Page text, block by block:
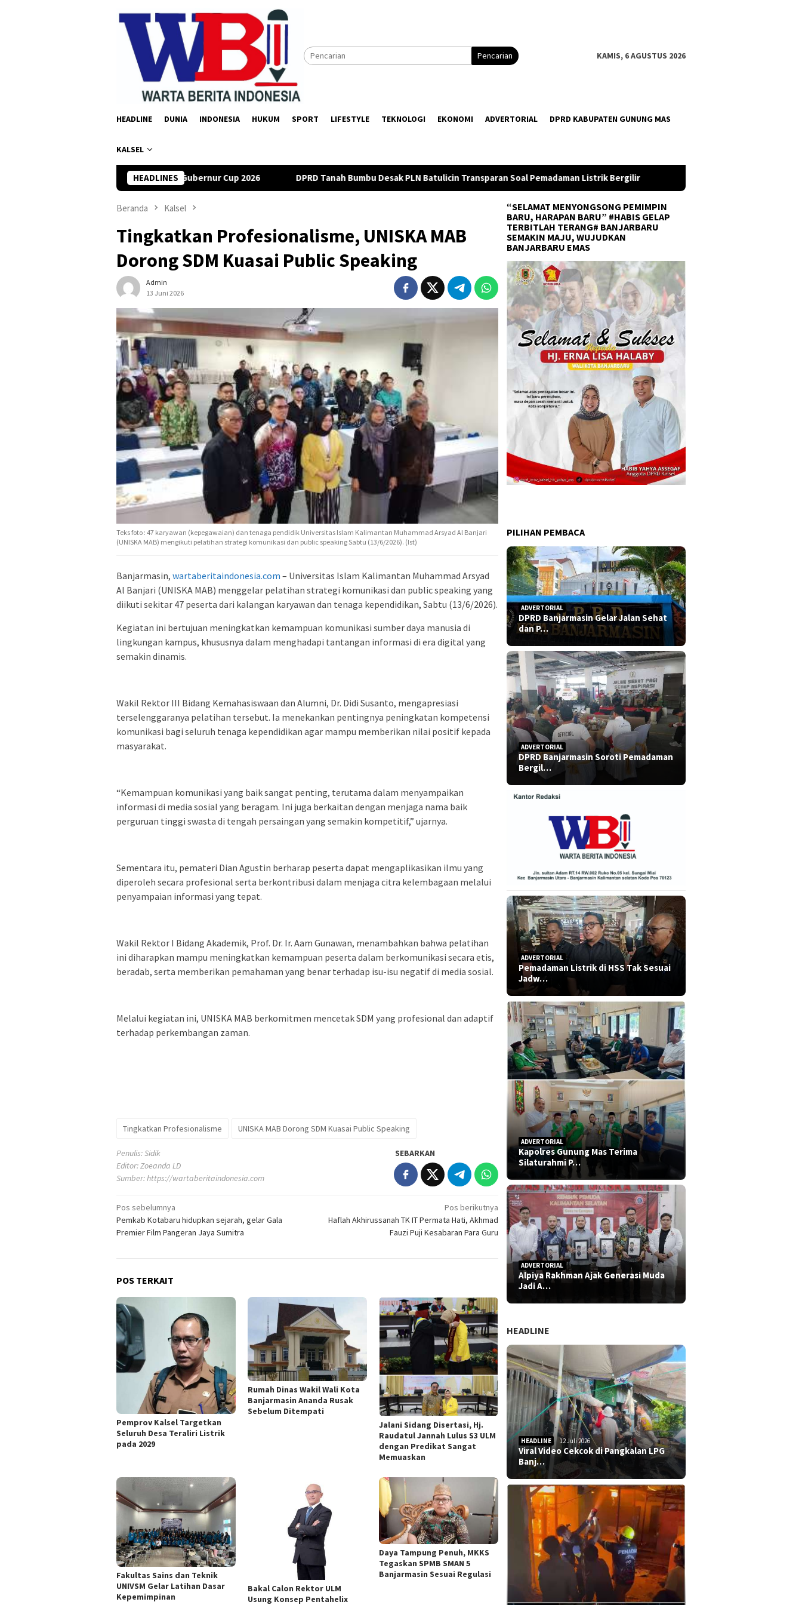
Pencarian KAMIS, 6 AGUSTUS 2026
HEADLINE DUNIA INDONESIA HUKUM SPORT LIFESTYLE TEKNOLOGI EKONOMI ADVERTORIAL DPRD KABUPATEN GUNUNG MAS
KALSEL
HEADLINES
Juara III di Gubernur Cup 2026 DPRD Tanah Bumbu Desak PLN Batulicin Transparan Soal Pemadaman Listrik Bergilir Sinergi Forkopimda, Pimpinan DPRD Balangan Sambut
Beranda Kalsel
Tingkatkan Profesionalisme, UNISKA MAB
Dorong SDM Kuasai Public Speaking
Admin
13 Juni 2026
Teks foto : 47 karyawan (kepegawaian) dan tenaga pendidik Universitas Islam Kalimantan Muhammad Arsyad Al Banjari
(UNISKA MAB) mengikuti pelatihan strategi komunikasi dan public speaking Sabtu (13/6/2026). (Ist)
Banjarmasin, wartaberitaindonesia.com – Universitas Islam Kalimantan Muhammad Arsyad
Al Banjari (UNISKA MAB) menggelar pelatihan strategi komunikasi dan public speaking yang
diikuti sekitar 47 peserta dari kalangan karyawan dan tenaga kependidikan, Sabtu (13/6/2026).
Kegiatan ini bertujuan meningkatkan kemampuan komunikasi sumber daya manusia di
lingkungan kampus, khususnya dalam menghadapi tantangan informasi di era digital yang
semakin dinamis.
Wakil Rektor III Bidang Kemahasiswaan dan Alumni, Dr. Didi Susanto, mengapresiasi
terselenggaranya pelatihan tersebut. Ia menekankan pentingnya peningkatan kompetensi
komunikasi bagi seluruh tenaga kependidikan agar mampu memberikan nilai positif kepada
masyarakat.
“Kemampuan komunikasi yang baik sangat penting, terutama dalam menyampaikan
informasi di media sosial yang beragam. Ini juga berkaitan dengan menjaga nama baik
perguruan tinggi swasta di tengah persaingan yang semakin kompetitif,” ujarnya.
Sementara itu, pemateri Dian Agustin berharap peserta dapat mengaplikasikan ilmu yang
diperoleh secara profesional serta berkontribusi dalam menjaga citra kelembagaan melalui
penyampaian informasi yang tepat.
Wakil Rektor I Bidang Akademik, Prof. Dr. Ir. Aam Gunawan, menambahkan bahwa pelatihan
ini diharapkan mampu meningkatkan kemampuan peserta dalam berkomunikasi secara etis,
beradab, serta memberikan pemahaman yang benar terhadap isu-isu negatif di media sosial.
Melalui kegiatan ini, UNISKA MAB berkomitmen mencetak SDM yang profesional dan adaptif
terhadap perkembangan zaman.
Tingkatkan Profesionalisme UNISKA MAB Dorong SDM Kuasai Public Speaking
Penulis: Sidik
Editor: Zoeanda LD
Sumber:https://wartaberitaindonesia.com
SEBARKAN
Navigasi
pos
Pos sebelumnya
Pemkab Kotabaru hidupkan sejarah, gelar Gala
Premier Film Pangeran Jaya Sumitra
Pos berikutnya
Haflah Akhirussanah TK IT Permata Hati, Akhmad
Fauzi Puji Kesabaran Para Guru
POS TERKAIT
Pemprov Kalsel Targetkan
Seluruh Desa Teraliri Listrik
pada 2029
Rumah Dinas Wakil Wali Kota
Banjarmasin Ananda Rusak
Sebelum Ditempati
Jalani Sidang Disertasi, Hj.
Raudatul Jannah Lulus S3 ULM
dengan Predikat Sangat
Memuaskan
Fakultas Sains dan Teknik
UNIVSM Gelar Latihan Dasar
Kepemimpinan
Bakal Calon Rektor ULM
Usung Konsep Pentahelix
Daya Tampung Penuh, MKKS
Tegaskan SPMB SMAN 5
Banjarmasin Sesuai Regulasi
“SELAMAT MENYONGSONG PEMIMPIN
BARU, HARAPAN BARU” #HABIS GELAP
TERBITLAH TERANG# BANJARBARU
SEMAKIN MAJU, WUJUDKAN
BANJARBARU EMAS
PILIHAN PEMBACA
ADVERTORIAL
DPRD Banjarmasin Gelar Jalan Sehat
dan P…
ADVERTORIAL
DPRD Banjarmasin Soroti Pemadaman
Bergil…
ADVERTORIAL
Pemadaman Listrik di HSS Tak Sesuai
Jadw…
ADVERTORIAL
Kapolres Gunung Mas Terima
Silaturahmi P…
ADVERTORIAL
Alpiya Rakhman Ajak Generasi Muda
Jadi A…
HEADLINE
HEADLINE 12 Juli 2026
Viral Video Cekcok di Pangkalan LPG
Banj…